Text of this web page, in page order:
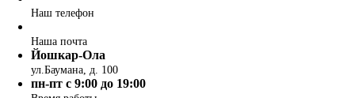
Наш телефон
Наша почта
Йошкар-Ола
ул.Баумана, д. 100
пн-пт c 9:00 до 19:00